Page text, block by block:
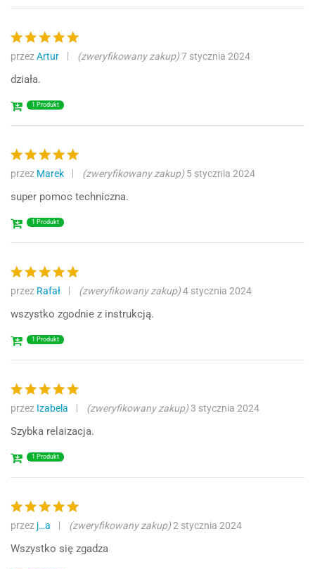
Oceniono
5na 5
przezArtur (zweryfikowany zakup)7 stycznia 2024
działa.
1 Produkt
Oceniono
5na 5
przez Marek (zweryfikowany zakup) 5 stycznia 2024
super pomoc techniczna.
1 Produkt
Oceniono
5na 5
przez Rafał (zweryfikowany zakup)4 stycznia 2024
wszystko zgodnie z instrukcją.
1 Produkt
Oceniono
5na 5
przez Izabela (zweryfikowany zakup)3 stycznia 2024
Szybka relaizacja.
1 Produkt
Oceniono
5na 5
przez j…a (zweryfikowany zakup)2 stycznia 2024
Wszystko się zgadza